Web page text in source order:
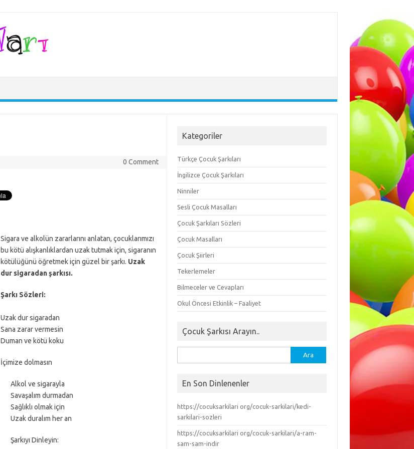
0 Comment
Sigara ve alkolün zararlarını anlatan, çocuklarımızı
bu kötü alışkanlıklardan uzak tutmak için, sigaranın
kötülüğünü öğretmek için güzel bir şarkı. Uzak
dur sigaradan şarkısı.
Şarkı Sözleri:
Uzak dur sigaradan
Sana zarar vermesin
Duman ve kötü koku
İçimize dolmasın
Alkol ve sigarayla
Savaşalım durmadan
Sağlıklı olmak için
Uzak duralım her an
Şarkıyı Dinleyin:
Kategoriler
Türkçe Çocuk Şarkıları
İngilizce Çocuk Şarkıları
Ninniler
Sesli Çocuk Masalları
Çocuk Şarkıları Sözleri
Çocuk Masalları
Çocuk Şiirleri
Tekerlemeler
Bilmeceler ve Cevapları
Okul Öncesi Etkinlik – Faaliyet
Çocuk Şarkısı Arayın..
En Son Dinlenenler
https://cocuksarkilari org/cocuk-sarkilari/kedi-
sarkilari-sozleri
https://cocuksarkilari org/cocuk-sarkilari/a-ram-
sam-sam-indir